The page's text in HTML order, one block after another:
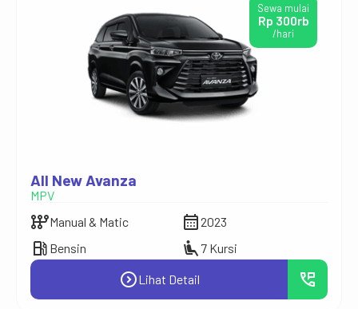
All New Avanza
MPV
auto_transmissionManual & Matic calendar_month 2023
local_gas_station Bensin airline_seat_recline_extra 7 Kursi
Sewa mulai
Rp 300rb
/hari
expand_circle_rightLihat Detail perm_phone_msg